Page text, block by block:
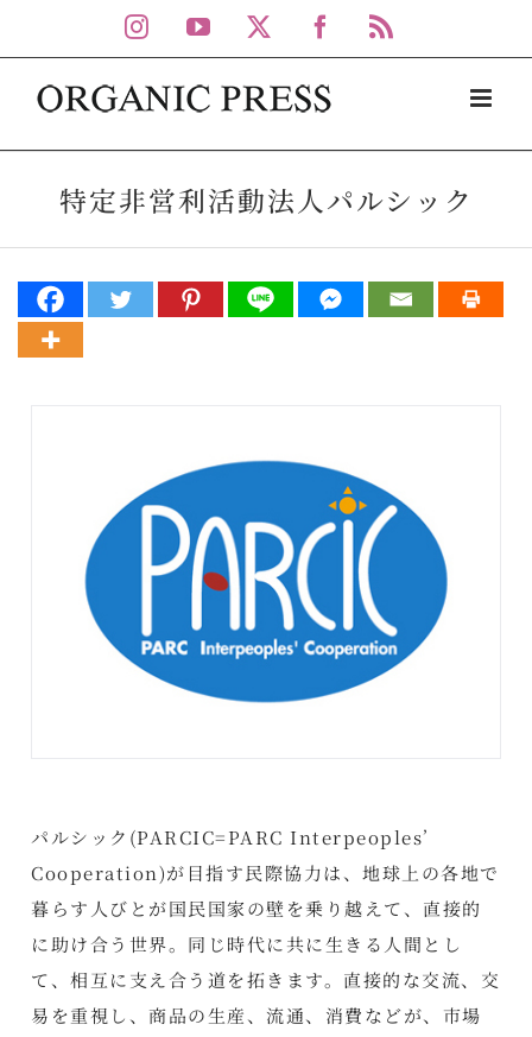
to
content
Instagram
YouTube Facebook
特定非営利活動法人パルシック
パルシック(PARCIC=PARC Interpeoples’
Cooperation)が目指す民際協力は、地球上の各地で
暮らす人びとが国民国家の壁を乗り越えて、直接的
に助け合う世界。同じ時代に共に生きる人間とし
て、相互に支え合う道を拓きます。直接的な交流、交
易を重視し、商品の生産、流通、消費などが、市場